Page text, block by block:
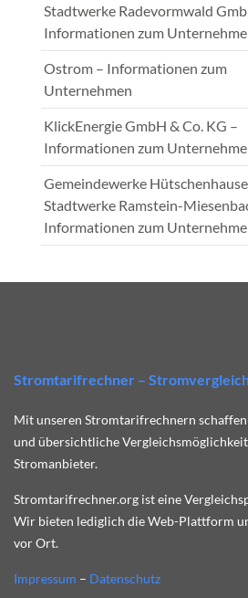
Stadtwerke Radevormwald
Informationen zum
Ostrom – Informationen zum
Unternehmen
KlickEnergie GmbH & Co. KG –
Informationen zum
Gemeindewerke
Stadtwerke Ramstein-
Informationen zum
Stromtarifrechner –
Mit unseren Stromtarifrechnern
und übersichtliche
Stromanbieter.
Stromtarifrechner.org ist eine
Wir bieten lediglich die Web-Plattform
vor Ort.
Impressum – Datenschutz